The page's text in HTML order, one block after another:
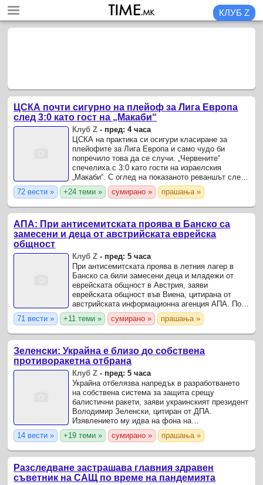
КЛУБ Z
ЦСКА почти сигурно на плейоф за Лига Европа
след 3:0 като гост на „Макаби“
Клуб Z - пред: 4 часа
ЦСКА на практика си осигури класиране за
плейофите за Лига Европа и само чудо би
попречило това да се случи. „Червените“
спечелиха с 3:0 като гости на израелския
„Макаби“. С оглед на показаното реваншът след
седмица в София би трябвало да е протоколен,
освен ако българският ...
72 вести » +24 теми » сумирано » прашања »
АПА: При антисемитската проява в Банско са
замесени и деца от австрийската еврейска
общност
Клуб Z - пред: 5 часа
При антисемитската проява в летния лагер в
Банско са били замесени деца и младежи от
еврейската общност в Австрия, заяви
eврейската общност във Виена, цитирана от
австрийската информационна агенция АПА. По
данни на медии млади мъже са скандирали
антисемитски лозунги, отправяли ...
71 вести » +11 теми » сумирано » прашања »
Зеленски: Украйна е близо до собствена
противоракетна отбрана
Клуб Z - пред: 5 часа
Украйна отбелязва напредък в разработването
на собствена система за защита срещу
балистични ракети, заяви украинският президент
Володимир Зеленски, цитиран от ДПА.
Изявлението му идва на фона на
продължаващите почти ежедневни руски
въздушни атаки срещу страната.
14 вести » +19 теми » сумирано » прашања »
Разследване застрашава главния здравен
съветник на САЩ по време на пандемията